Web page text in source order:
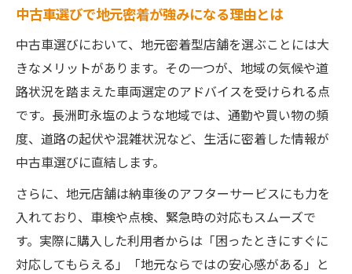
中古車選びで地元密着が強みになる理由とは
中古車選びにおいて、地元密着型店舗を選ぶことには大
きなメリットがあります。その一つが、地域の気候や道
路状況を踏まえた車両選定のアドバイスを受けられる点
です。長洲町永塩のような地域では、通勤や買い物の頻
度、道路の起伏や混雑状況など、生活に密着した情報が
中古車選びに直結します。
さらに、地元店舗は納車後のアフターサービスにも力を
入れており、車検や点検、緊急時の対応もスムーズで
す。実際に購入した利用者からは「困ったときにすぐに
対応してもらえる」「地元ならではの安心感がある」と